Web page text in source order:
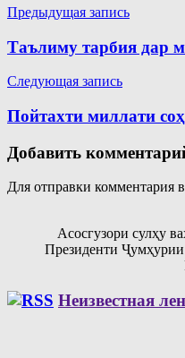
Навигация
по
записям
Предыдущая запись
Таълиму тарбия дар
Следующая запись
Пойтахти миллати
Добавить
Для отправки комментария
Асосгузори сулҳу
Президенти
Неизвестная